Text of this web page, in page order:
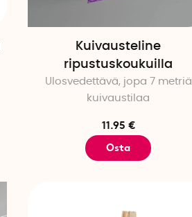
Kuivausteline
ripustuskoukuilla
Ulosvedettävä, jopa 7 metriä
kuivaustilaa
11.95 €
Osta